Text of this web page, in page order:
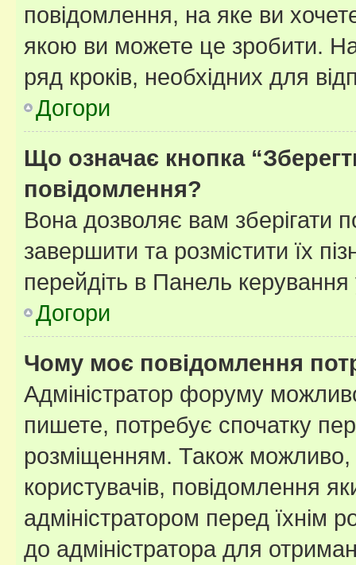
повідомлення, на яке ви
якою ви можете це зробити.
ряд кроків, необхідних для
Догори
Що означає кнопка
повідомлення?
Вона дозволяє вам зберігати
завершити та розмістити їх
перейдіть в Панель керування
Догори
Чому моє повідомлення
Адміністратор форуму
пишете, потребує спочатку
розміщенням. Також можливо,
користувачів, повідомлення
адміністратором перед їхнім
до адміністратора для